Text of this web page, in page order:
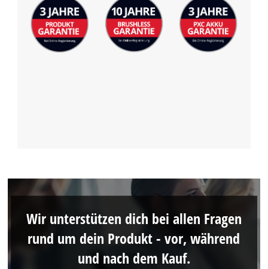
Wir unterstützen dich bei allen Fragen
rund um dein Produkt - vor, während
und nach dem Kauf.